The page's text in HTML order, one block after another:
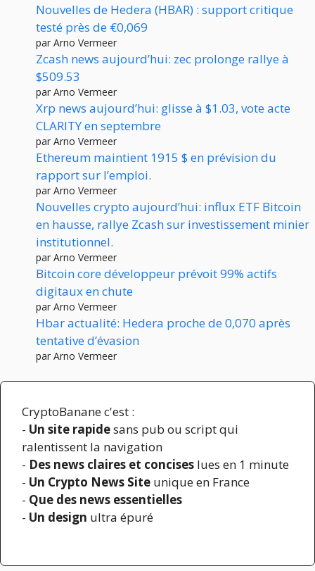
Nouvelles de Hedera (HBAR) : support critique
testé près de €0,069
par Arno Vermeer
Zcash news aujourd’hui: zec prolonge rallye à
$509.53
par Arno Vermeer
Xrp news aujourd’hui: glisse à $1.03, vote acte
CLARITY en septembre
par Arno Vermeer
Ethereum maintient 1915 $ en prévision du
rapport sur l’emploi.
par Arno Vermeer
Nouvelles crypto aujourd’hui: influx ETF Bitcoin
en hausse, rallye Zcash sur investissement minier
institutionnel.
par Arno Vermeer
Bitcoin core développeur prévoit 99% actifs
digitaux en chute
par Arno Vermeer
Hbar actualité: Hedera proche de 0,070 après
tentative d’évasion
par Arno Vermeer
CryptoBanane c'est :
- Un site rapidesans pub ou script qui
ralentissent la navigation
- Des news claires et concises lues en 1 minute
- Un Crypto News Site unique en France
- Que des news essentielles
- Un design ultra épuré